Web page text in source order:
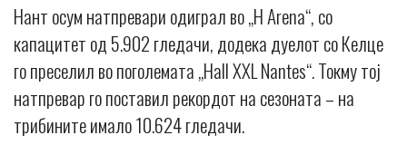
Нант осум натпревари одиграл во „H Arena“, со
капацитет од 5.902 гледачи, додека дуелот со Келце
го преселил во поголемата „Hall XXL Nantes“. Токму тој
натпревар го поставил рекордот на сезоната – на
трибините имало 10.624 гледачи.